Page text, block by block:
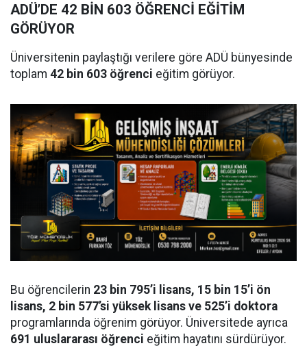
ADÜ’DE 42 BİN 603 ÖĞRENCİ EĞİTİM
GÖRÜYOR
Üniversitenin paylaştığı verilere göre ADÜ bünyesinde
toplam 42 bin 603 öğrenci eğitim görüyor.
Bu öğrencilerin 23 bin 795’i lisans, 15 bin 15’i ön
lisans, 2 bin 577’si yüksek lisans ve 525’i doktora
programlarında öğrenim görüyor. Üniversitede ayrıca
691 uluslararası öğrenci eğitim hayatını sürdürüyor.